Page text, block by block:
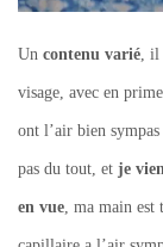
Un contenu varié ,
visage, avec en
ont l’air bien sympas
pas du tout, et je
en vue , ma main